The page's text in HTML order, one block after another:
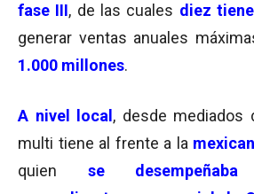
fase III, de las cuales diez
generar ventas anuales
1.000 millones.
A nivel local , desde mediados
multi tiene al frente a la
quien
se desempeñaba